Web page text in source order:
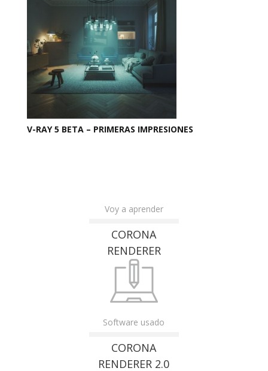
V-RAY 5 BETA – PRIMERAS IMPRESIONES
Voy a aprender
CORONA
RENDERER
Software usado
CORONA
RENDERER 2.0